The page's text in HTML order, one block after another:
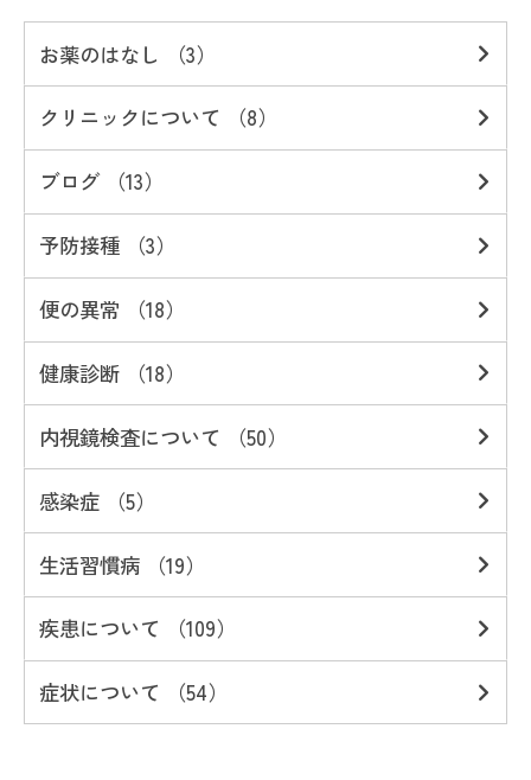
お薬のはなし （3）
クリニックについて （8）
ブログ （13）
予防接種 （3）
便の異常 （18）
健康診断 （18）
内視鏡検査について （50）
感染症 （5）
生活習慣病 （19）
疾患について （109）
症状について （54）